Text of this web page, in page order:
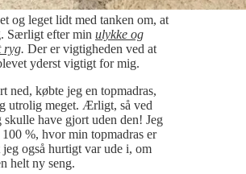
og leget lidt med tanken om, at
. Særligt efter min ulykke og
ryg. Der er vigtigheden ved at
yderst vigtigt for mig.
ned, købte jeg en topmadras,
utrolig meget. Ærligt, så ved
have gjort uden den! Jeg
%, hvor min topmadras er
også hurtigt var ude i, om
helt ny seng.